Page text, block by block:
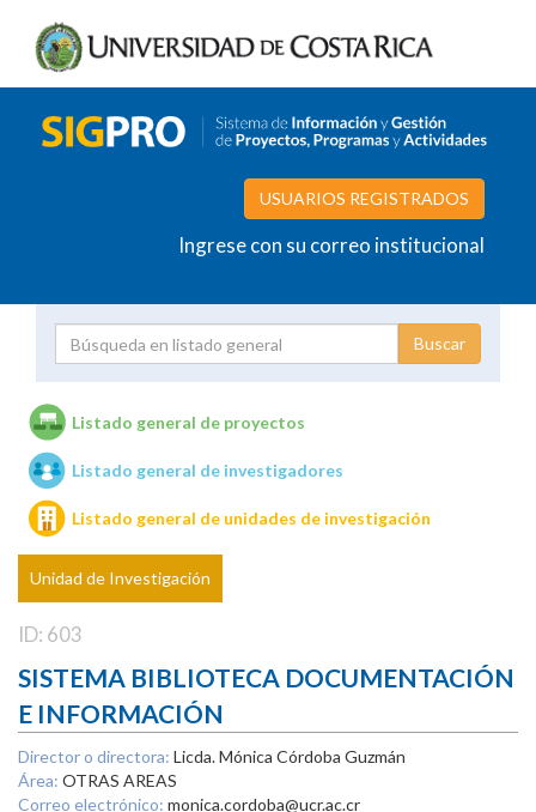
USUARIOS REGISTRADOS
Ingrese con su correo institucional
Unidades de investigación
Listado general de proyectos
Listado general de investigadores
Listado general de unidades de investigación
Unidad de Investigación
ID: 603
SISTEMA BIBLIOTECA DOCUMENTACIÓN
E INFORMACIÓN
Director o directora: Licda. Mónica Córdoba Guzmán
Área: OTRAS AREAS
Correo electrónico: monica.cordoba@ucr.ac.cr